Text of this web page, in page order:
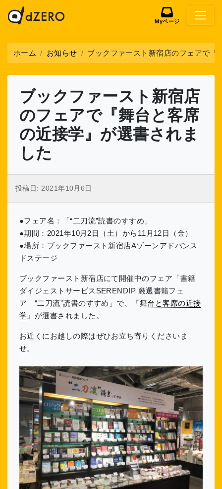
Myページ
ホーム お知らせ ブックファースト新宿店のフェアで
ブックファースト新宿店
のフェアで『舞台と客席
の近接学』が選書されま
した
投稿日: 2021年10月6日
●フェア名：「“二刀流”読書のすすめ」
●期間：2021年10月2日（土）から11月12日（金）
●場所：ブックファースト新宿店Aゾーンアドバンス
ドステージ
ブックファースト新宿店にて開催中のフェア「書籍
ダイジェストサービスSERENDIP 厳選書籍フェ
ア “二刀流”読書のすすめ」で、『舞台と客席の近接
学 』が選書されました。
お近くにお越しの際はぜひお立ち寄りくださいま
せ。